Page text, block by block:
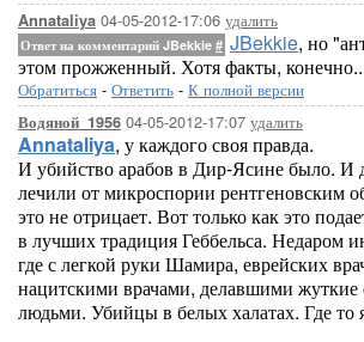
Annataliya 04-05-2012-17:06 удалить
Ответ на комментарий JBekkie # JBekkie, но
этом прожженный. Хотя факты,
Обратиться - Ответить - К полной версии
Водяной_1956 04-05-2012-17:07 удалить
Annataliya, у каждого своя правда.
И убийство арабов в Дир-Ясине было. И
лечили от микроспории рентгеновским
это не отрицает. Вот только как это
в лучших традиция Геббельса. Недаром
где с легкой руки Шамира, еврейских
нацитскими врачами, делавшими
людьми. Убийцы в белых халатах. Где то